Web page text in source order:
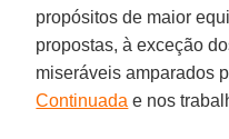
propósitos de maior
propostas, à exceção
miseráveis amparados
Continuada e nos